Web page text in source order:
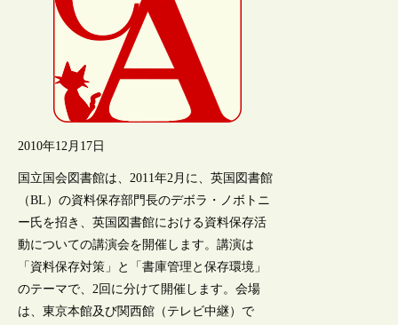
2010年12月17日
国立国会図書館は、2011年2月に、英国図書館
（BL）の資料保存部門長のデボラ・ノボトニ
ー氏を招き、英国図書館における資料保存活
動についての講演会を開催します。講演は
「資料保存対策」と「書庫管理と保存環境」
のテーマで、2回に分けて開催します。会場
は、東京本館及び関西館（テレビ中継）で